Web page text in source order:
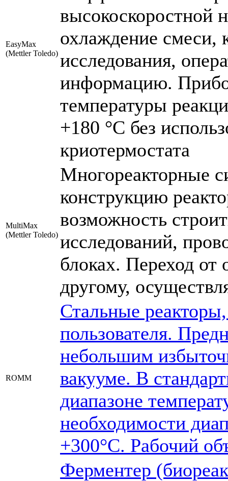
EasyMax
(Mettler Toledo)
высокоскоростной
охлаждение смеси,
исследования,
информацию.
температуры
+180 °С без
криотермостата
MultiMax
(Mettler Toledo)
Многореакторные
конструкцию
возможность
исследований,
блоках. Переход от
другому,
ROMM
Стальные
пользователя.
небольшим
вакууме. В
диапазоне
необходимости
+300°С. Рабочий
Ферментер